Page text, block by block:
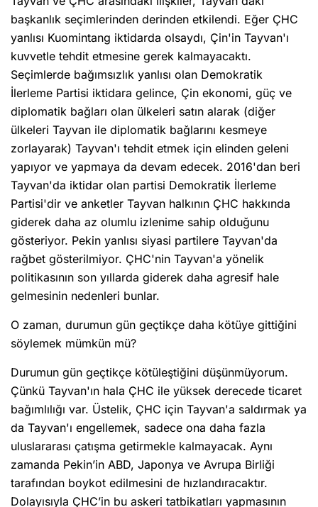
başkanlık seçimlerinden derinden etkilendi. Eğer ÇHC
yanlısı Kuomintang iktidarda olsaydı, Çin'in Tayvan'ı
kuvvetle tehdit etmesine gerek kalmayacaktı.
Seçimlerde bağımsızlık yanlısı olan Demokratik
İlerleme Partisi iktidara gelince, Çin ekonomi, güç ve
diplomatik bağları olan ülkeleri satın alarak (diğer
ülkeleri Tayvan ile diplomatik bağlarını kesmeye
zorlayarak) Tayvan'ı tehdit etmek için elinden geleni
yapıyor ve yapmaya da devam edecek. 2016'dan beri
Tayvan'da iktidar olan partisi Demokratik İlerleme
Partisi'dir ve anketler Tayvan halkının ÇHC hakkında
giderek daha az olumlu izlenime sahip olduğunu
gösteriyor. Pekin yanlısı siyasi partilere Tayvan'da
rağbet gösterilmiyor. ÇHC'nin Tayvan'a yönelik
politikasının son yıllarda giderek daha agresif hale
gelmesinin nedenleri bunlar.
O zaman, durumun gün geçtikçe daha kötüye gittiğini
söylemek mümkün mü?
Durumun gün geçtikçe kötüleştiğini düşünmüyorum.
Çünkü Tayvan'ın hala ÇHC ile yüksek derecede ticaret
bağımlılığı var. Üstelik, ÇHC için Tayvan'a saldırmak ya
da Tayvan'ı engellemek, sadece ona daha fazla
uluslararası çatışma getirmekle kalmayacak. Aynı
zamanda Pekin’in ABD, Japonya ve Avrupa Birliği
tarafından boykot edilmesini de hızlandıracaktır.
Dolayısıyla ÇHC’in bu askeri tatbikatları yapmasının